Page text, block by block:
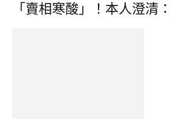
「賣相寒酸」！本人澄清